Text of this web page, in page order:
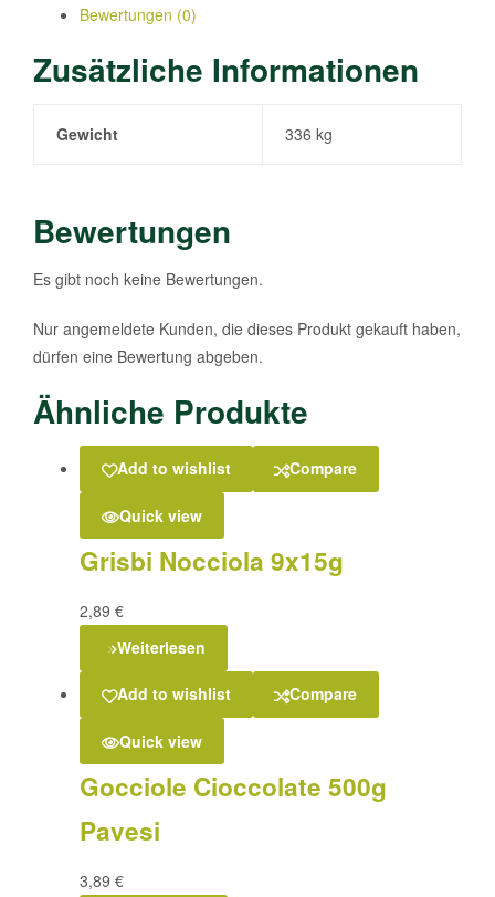
Bewertungen (0)
Zusätzliche Informationen
Gewicht 336 kg
Bewertungen
Es gibt noch keine Bewertungen.
Nur angemeldete Kunden, die dieses Produkt gekauft haben,
dürfen eine Bewertung abgeben.
Ähnliche Produkte
Add to wishlist Compare
Quick view
Grisbi Nocciola 9x15g
2,89 €
Weiterlesen
Add to wishlist Compare
Quick view
Gocciole Cioccolate 500g
Pavesi
3,89 €